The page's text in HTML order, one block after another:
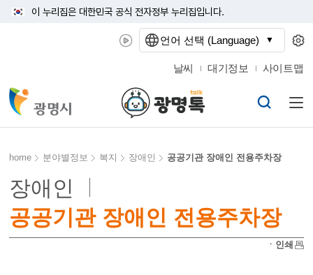
이 누리집은 대한민국 공식 전자정부 누리집입니다.
날씨 대기정보 사이트맵
home 분야별정보 복지 장애인 공공기관 장애인 전용주차장
장애인
공공기관 장애인 전용주차장
ㆍ인쇄
언어 선택 (Language)